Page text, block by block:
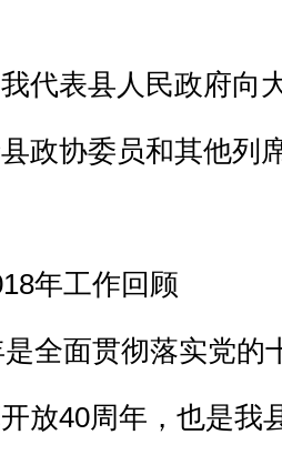
表县人民政府向
政协委员和其他列
年工作回顾
面贯彻落实党的
放40周年，也是我